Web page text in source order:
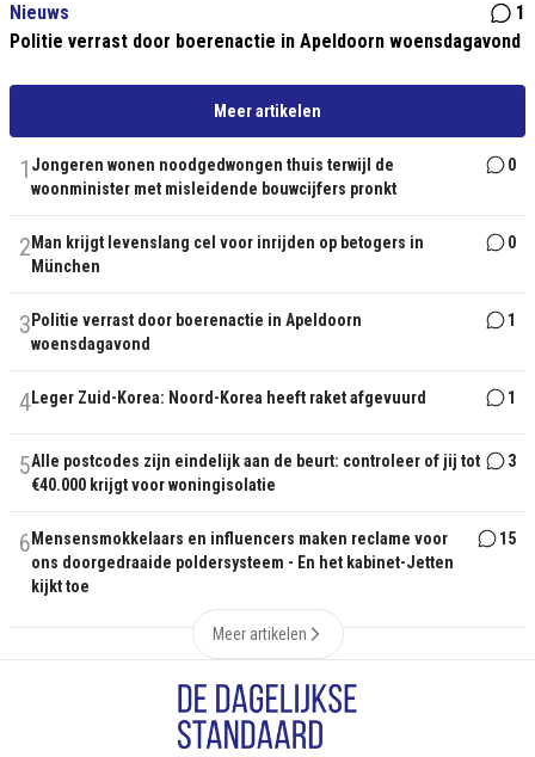
Nieuws
1
Politie verrast door boerenactie in Apeldoorn woensdagavond
Meer artikelen
1 Jongeren wonen noodgedwongen thuis terwijl de
woonminister met misleidende bouwcijfers pronkt
0
2 Man krijgt levenslang cel voor inrijden op betogers in
München
0
3 Politie verrast door boerenactie in Apeldoorn
woensdagavond
1
4Leger Zuid-Korea: Noord-Korea heeft raket afgevuurd 1
5Alle postcodes zijn eindelijk aan de beurt: controleer of jij tot
€40.000 krijgt voor woningisolatie
3
6 Mensensmokkelaars en influencers maken reclame voor
ons doorgedraaide poldersysteem - En het kabinet-Jetten
kijkt toe
15
Meer artikelen